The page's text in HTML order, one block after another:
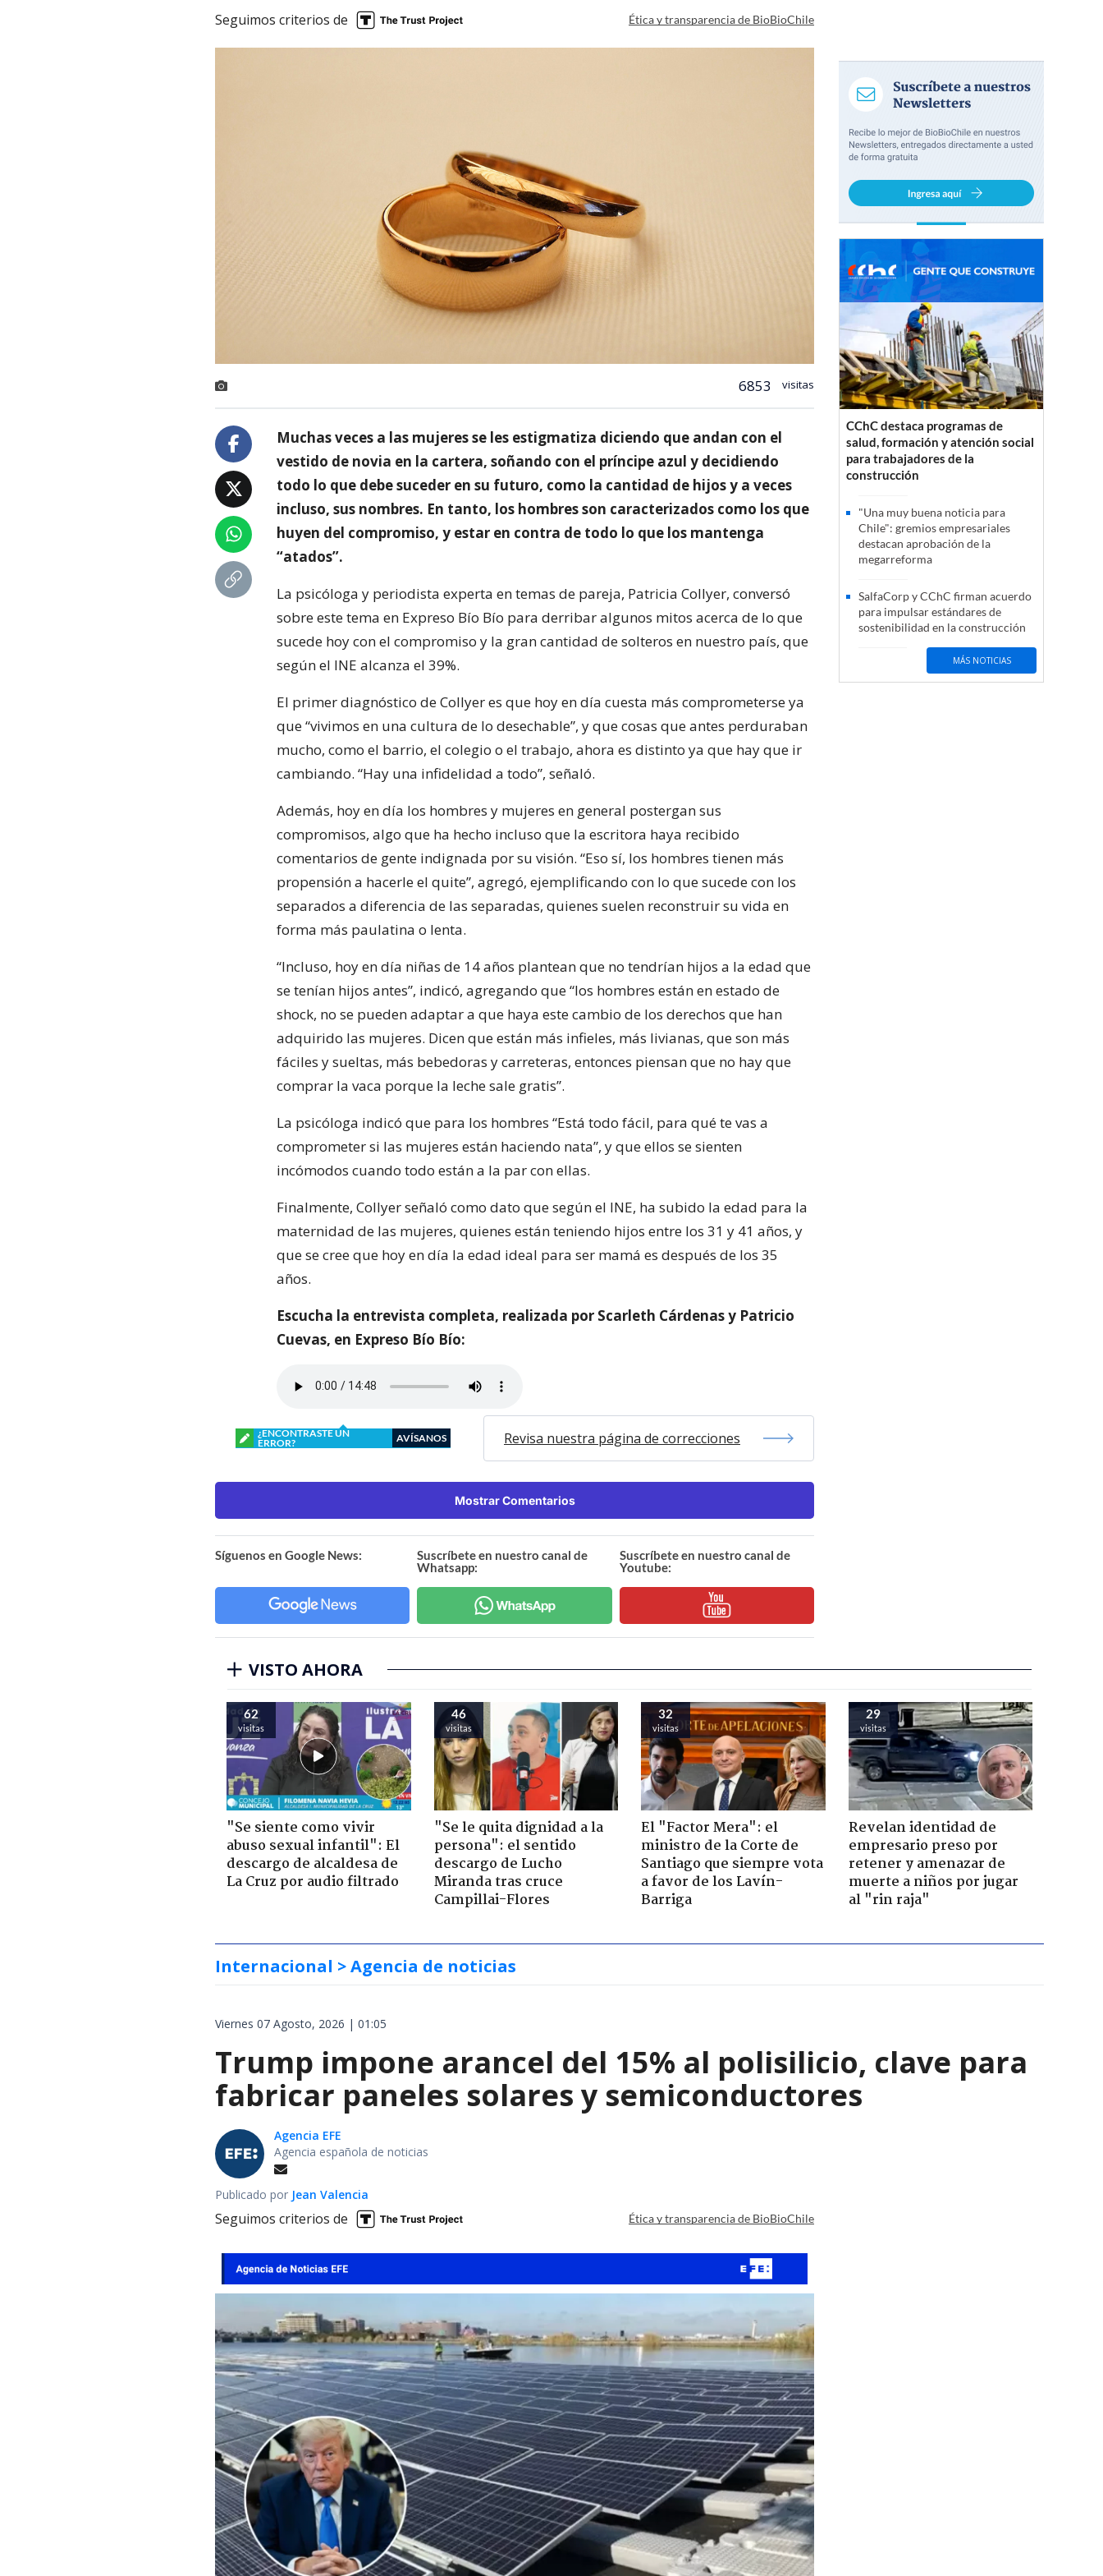
Seguimos criterios de Ética y transparencia de BioBioChile
6853 visitas
Muchas veces a las mujeres se les estigmatiza diciendo que andan con el
vestido de novia en la cartera, soñando con el príncipe azul y decidiendo
todo lo que debe suceder en su futuro, como la cantidad de hijos y a veces
incluso, sus nombres. En tanto, los hombres son caracterizados como los que
huyen del compromiso, y estar en contra de todo lo que los mantenga
“atados”.
La psicóloga y periodista experta en temas de pareja, Patricia Collyer, conversó
sobre este tema en Expreso Bío Bío para derribar algunos mitos acerca de lo que
sucede hoy con el compromiso y la gran cantidad de solteros en nuestro país, que
según el INE alcanza el 39%.
El primer diagnóstico de Collyer es que hoy en día cuesta más comprometerse ya
que “vivimos en una cultura de lo desechable”, y que cosas que antes perduraban
mucho, como el barrio, el colegio o el trabajo, ahora es distinto ya que hay que ir
cambiando. “Hay una infidelidad a todo”, señaló.
Además, hoy en día los hombres y mujeres en general postergan sus
compromisos, algo que ha hecho incluso que la escritora haya recibido
comentarios de gente indignada por su visión. “Eso sí, los hombres tienen más
propensión a hacerle el quite”, agregó, ejemplificando con lo que sucede con los
separados a diferencia de las separadas, quienes suelen reconstruir su vida en
forma más paulatina o lenta.
“Incluso, hoy en día niñas de 14 años plantean que no tendrían hijos a la edad que
se tenían hijos antes”, indicó, agregando que “los hombres están en estado de
shock, no se pueden adaptar a que haya este cambio de los derechos que han
adquirido las mujeres. Dicen que están más infieles, más livianas, que son más
fáciles y sueltas, más bebedoras y carreteras, entonces piensan que no hay que
comprar la vaca porque la leche sale gratis”.
La psicóloga indicó que para los hombres “Está todo fácil, para qué te vas a
comprometer si las mujeres están haciendo nata”, y que ellos se sienten
incómodos cuando todo están a la par con ellas.
Finalmente, Collyer señaló como dato que según el INE, ha subido la edad para la
maternidad de las mujeres, quienes están teniendo hijos entre los 31 y 41 años, y
que se cree que hoy en día la edad ideal para ser mamá es después de los 35
años.
Escucha la entrevista completa, realizada por Scarleth Cárdenas y Patricio
Cuevas, en Expreso Bío Bío:
¿ENCONTRASTE UN
ERROR?
AVÍSANOS Revisa nuestra página de correcciones
Mostrar Comentarios
Síguenos en Google News:
Suscríbete en nuestro canal de
Whatsapp:
Suscríbete en nuestro canal de
Youtube:
CChC destaca programas de
salud, formación y atención social
para trabajadores de la
construcción
"Una muy buena noticia para
Chile": gremios empresariales
destacan aprobación de la
megarreforma
SalfaCorp y CChC firman acuerdo
para impulsar estándares de
sostenibilidad en la construcción
MÁS NOTICIAS
VISTO AHORA
62
visitas
"Se siente como vivir
abuso sexual infantil": El
descargo de alcaldesa de
La Cruz por audio filtrado
46
visitas
"Se le quita dignidad a la
persona": el sentido
descargo de Lucho
Miranda tras cruce
Campillai-Flores
32
visitas
El "Factor Mera": el
ministro de la Corte de
Santiago que siempre vota
a favor de los Lavín-
Barriga
29
visitas
Revelan identidad de
empresario preso por
retener y amenazar de
muerte a niños por jugar
al "rin raja"
Internacional > Agencia de noticias
Viernes 07 Agosto, 2026 | 01:05
Trump impone arancel del 15% al polisilicio, clave para
fabricar paneles solares y semiconductores
Agencia EFE
Agencia española de noticias
Publicado por Jean Valencia
Seguimos criterios de Ética y transparencia de BioBioChile